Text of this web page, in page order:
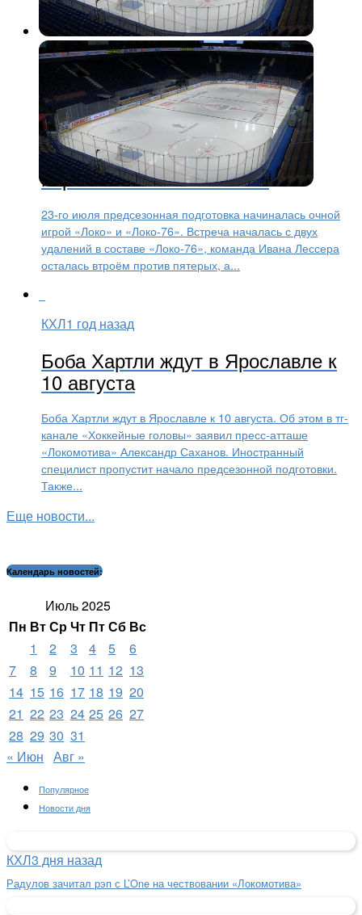
Хоккей1 год назад
«Локо» и «Локо-76» провели
первый матч межсезонья
23-го июля предсезонная подготовка начиналась очной
игрой «Локо» и «Локо-76». Встреча началась с двух
удалений в составе «Локо-76», команда Ивана Лессера
осталась втроём против пятерых, а...
КХЛ1 год назад
Боба Хартли ждут в Ярославле к
10 августа
Боба Хартли ждут в Ярославле к 10 августа. Об этом в тг-
канале «Хоккейные головы» заявил пресс-атташе
«Локомотива» Александр Саханов. Иностранный
специлист пропустит начало предсезонной подготовки.
Также...
Еще новости...
Календарь новостей:
Июль 2025
Пн ВтСрЧт ПтСб Вс
1
2 3 4 5
6
7
8 9 10 11 12 13
14 15 16 17 18 19 20
21 22 23 24 25 26 27
28 29 30 31
« Июн Авг »
Популярное
Новости дня
КХЛ3 дня назад
Радулов зачитал рэп с L’One на чествовании «Локомотива»